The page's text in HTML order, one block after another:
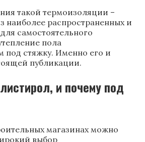
такой термоизоляции –
наиболее распространенных и
самостоятельного
пола
под стяжку. Именно его и
публикации.
и почему под
магазинах можно
выбор